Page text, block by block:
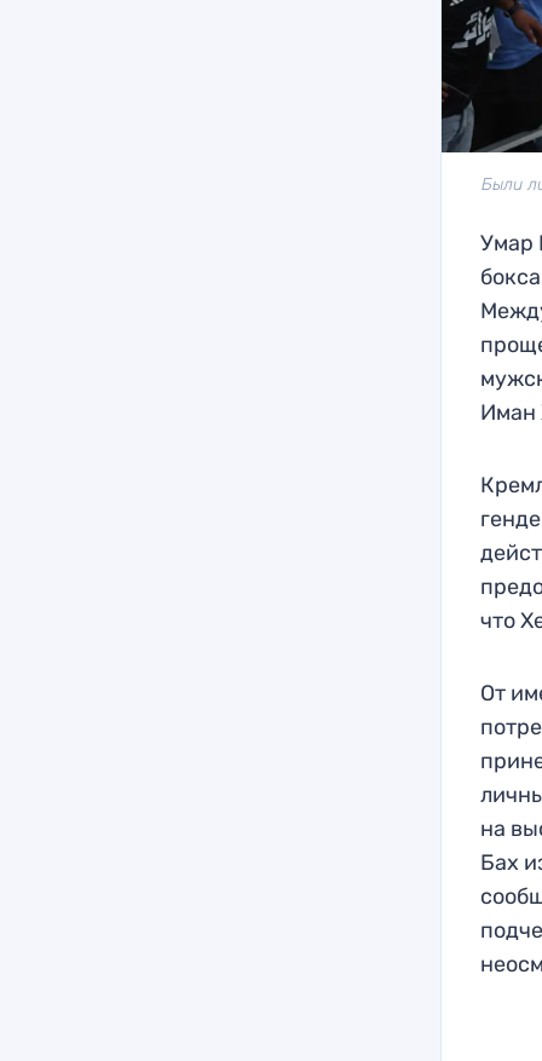
Были
Умар
Иман
что
От
на
Бах